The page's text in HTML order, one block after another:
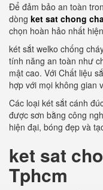
Để đảm bảo an toàn
dòng ket sat chong
chọn hoàn hảo nhất
két sắt welko chống
tính năng an toàn như
mật cao. Với Chất liệu
hợp với mọi không gian
Các loại két sắt cánh
được sơn bằng công
hiện đại, bóng đẹp và
ket sat
Tphcm